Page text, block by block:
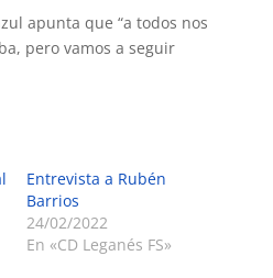
apunta que “a todos nos
pero vamos a seguir
Entrevista a Rubén
Barrios
24/02/2022
En «CD Leganés FS»